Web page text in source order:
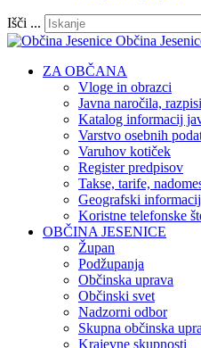
Išči ...
Občina
ZA OBČANA
Vloge in obrazci
Javna naročila,
Katalog informacij
Varstvo osebnih
Varuhov kotiček
Register predpisov
Takse, tarife,
Geografski
Koristne telefonske
OBČINA JESENICE
Župan
Podžupanja
Občinska uprava
Občinski svet
Nadzorni odbor
Skupna občinska
Krajevne skupnosti